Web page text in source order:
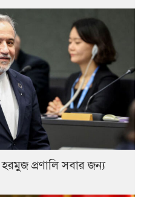
হরমুজ প্রণালি সবার জন্য